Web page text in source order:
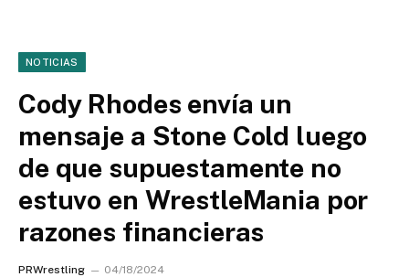
NOTICIAS
Cody Rhodes envía un
mensaje a Stone Cold luego
de que supuestamente no
estuvo en WrestleMania por
razones financieras
PRWrestling 04/18/2024